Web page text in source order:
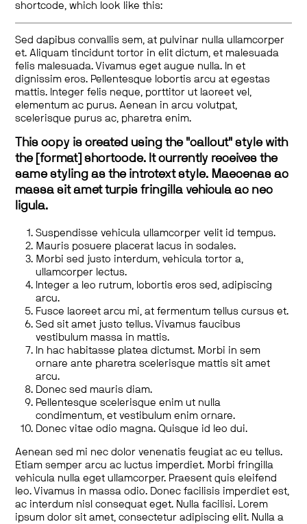
shortcode, which look like this:
Sed dapibus convallis sem, at pulvinar nulla ullamcorper
et. Aliquam tincidunt tortor in elit dictum, et malesuada
felis malesuada. Vivamus eget augue nulla. In et
dignissim eros. Pellentesque lobortis arcu at egestas
mattis. Integer felis neque, porttitor ut laoreet vel,
elementum ac purus. Aenean in arcu volutpat,
scelerisque purus ac, pharetra enim.
This copy is created using the "callout" style with
the [format] shortcode. It currently receives the
same styling as the introtext style. Maecenas ac
massa sit amet turpis fringilla vehicula ac nec
ligula.
Suspendisse vehicula ullamcorper velit id tempus.
Mauris posuere placerat lacus in sodales.
Morbi sed justo interdum, vehicula tortor a,
ullamcorper lectus.
Integer a leo rutrum, lobortis eros sed, adipiscing
arcu.
Fusce laoreet arcu mi, at fermentum tellus cursus et.
Sed sit amet justo tellus. Vivamus faucibus
vestibulum massa in mattis.
In hac habitasse platea dictumst. Morbi in sem
ornare ante pharetra scelerisque mattis sit amet
arcu.
Donec sed mauris diam.
Pellentesque scelerisque enim ut nulla
condimentum, et vestibulum enim ornare.
Donec vitae odio magna. Quisque id leo dui.
Aenean sed mi nec dolor venenatis feugiat ac eu tellus.
Etiam semper arcu ac luctus imperdiet. Morbi fringilla
vehicula nulla eget ullamcorper. Praesent quis eleifend
leo. Vivamus in massa odio. Donec facilisis imperdiet est,
ac interdum nisl consequat eget. Nulla facilisi. Lorem
ipsum dolor sit amet, consectetur adipiscing elit. Nulla a